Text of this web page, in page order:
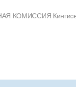
КОМИССИЯ